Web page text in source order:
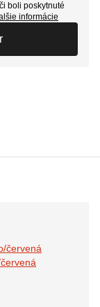
boli poskytnuté
informácie
červená